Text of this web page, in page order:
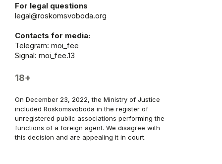
For legal questions
legal@roskomsvoboda.org
Contacts for media:
Telegram: moi_fee
Signal: moi_fee.13
18+
On December 23, 2022, the Ministry of Justice
included Roskomsvoboda in the register of
unregistered public associations performing the
functions of a foreign agent. We disagree with
this decision and are appealing it in court.